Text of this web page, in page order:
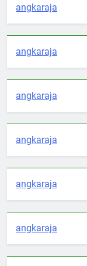
angkaraja
angkaraja
angkaraja
angkaraja
angkaraja
angkaraja